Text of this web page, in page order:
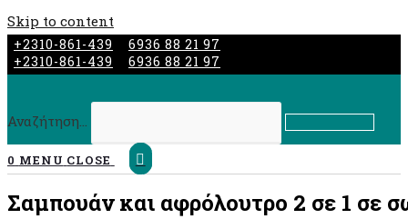
Skip to content
+2310-861-439
6936 88 21 97
+2310-861-439
6936 88 21 97
Αναζήτηση...
0 MENU CLOSE
Σαμπουάν και αφρόλουτρο 2 σε 1 σε